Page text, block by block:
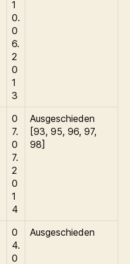
1
0.
0
6.
2
0
1
3
0
7.
0
7.
2
0
1
4
Ausgeschieden
[93, 95, 96, 97,
98]
0
4.
0
Ausgeschieden